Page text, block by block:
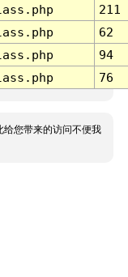
211
62
94
76
给您带来的访问不便我